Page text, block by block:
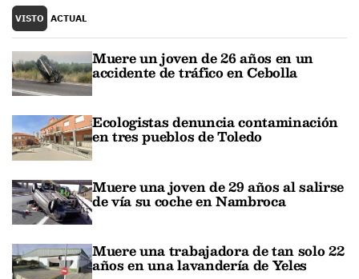
VISTO ACTUAL
Muere un joven de 26 años en un
accidente de tráfico en Cebolla
Ecologistas denuncia contaminación
en tres pueblos de Toledo
Muere una joven de 29 años al salirse
de vía su coche en Nambroca
Muere una trabajadora de tan solo 22
años en una lavandería de Yeles